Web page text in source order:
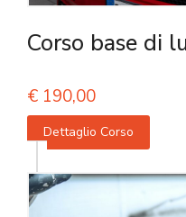
Corso base di
€ 190,00
Dettaglio Corso